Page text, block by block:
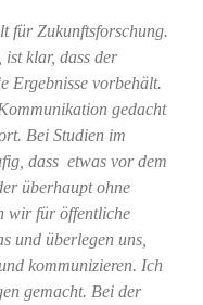
für Zukunftsforschung.
klar, dass der
Ergebnisse vorbehält.
gedacht
Bei Studien im
dass etwas vor dem
überhaupt ohne
wir für öffentliche
und überlegen uns,
kommunizieren. Ich
gemacht. Bei der